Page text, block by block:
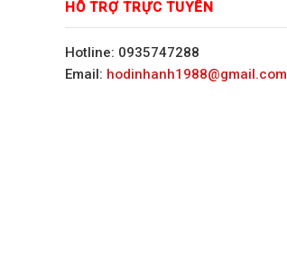
HỖ TRỢ TRỰC TUYẾN
Hotline: 0935747288
Email: hodinhanh1988@gmail.com